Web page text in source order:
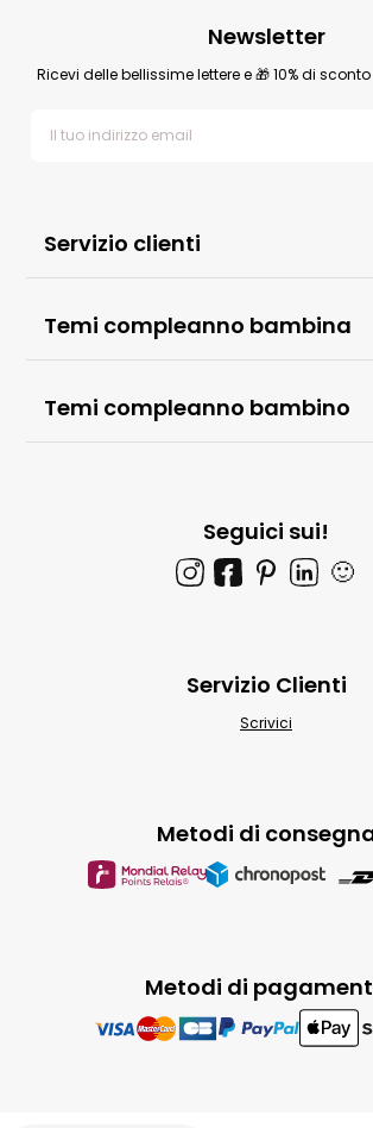
Servizio clienti
Temi compleanno bambina
Temi compleanno bambino
Newsletter
Ricevi delle bellissime lettere e 🎁 10% di
Seguici sui!
🙂
Metodi di
Metodi di
Servizio Clienti
Scrivici